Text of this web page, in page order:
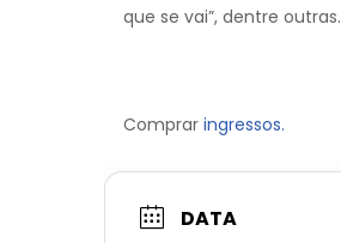
que se vai”, dentre outras.
Comprar ingressos.
DATA